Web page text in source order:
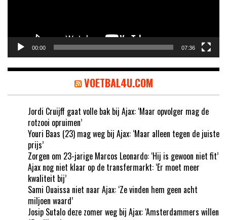
00:00 07:36
VOETBAL4U.COM
Jordi Cruijff gaat volle bak bij Ajax: ‘Maar opvolger mag de
rotzooi opruimen’
Youri Baas (23) mag weg bij Ajax: ‘Maar alleen tegen de juiste
prijs’
Zorgen om 23-jarige Marcos Leonardo: ‘Hij is gewoon niet fit’
Ajax nog niet klaar op de transfermarkt: ‘Er moet meer
kwaliteit bij’
Sami Ouaissa niet naar Ajax: ‘Ze vinden hem geen acht
miljoen waard’
Josip Sutalo deze zomer weg bij Ajax: ‘Amsterdammers willen